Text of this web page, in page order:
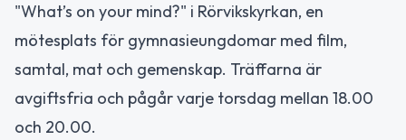
"What’s on your mind?" i Rörvikskyrkan, en
mötesplats för gymnasieungdomar med film,
samtal, mat och gemenskap. Träffarna är
avgiftsfria och pågår varje torsdag mellan 18.00
och 20.00.